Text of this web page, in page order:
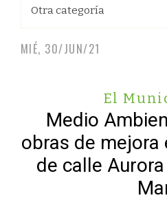
Otra categoría
MIÉ, 30/JUN/21
El
Medio
obras de mejora
de calle